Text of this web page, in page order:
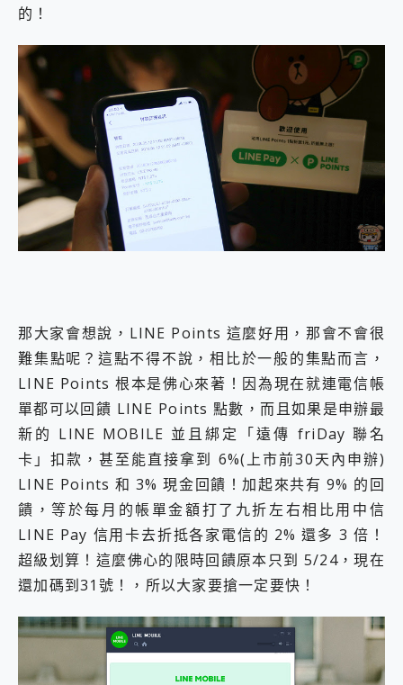
的！
那大家會想說，LINE Points 這麼好用，那會不會很
難集點呢？這點不得不說，相比於一般的集點而言，
LINE Points 根本是佛心來著！因為現在就連電信帳
單都可以回饋 LINE Points 點數，而且如果是申辦最
新的 LINE MOBILE 並且綁定「遠傳 friDay 聯名
卡」扣款，甚至能直接拿到 6%(上市前30天內申辦)
LINE Points 和 3% 現金回饋！加起來共有 9% 的回
饋，等於每月的帳單金額打了九折左右相比用中信
LINE Pay 信用卡去折抵各家電信的 2% 還多 3 倍！
超級划算！這麼佛心的限時回饋原本只到 5/24，現在
還加碼到31號！，所以大家要搶一定要快！